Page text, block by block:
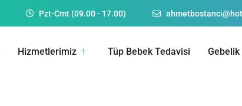
Pzt-Cmt (09.00 - 17.00)
Hizmetlerimiz Tüp Bebek Tedavisi Gebelik